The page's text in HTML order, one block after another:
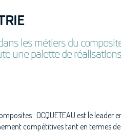
les métiers du
une palette de
: OCQUETEAU est le leader
compétitives tant en termes de